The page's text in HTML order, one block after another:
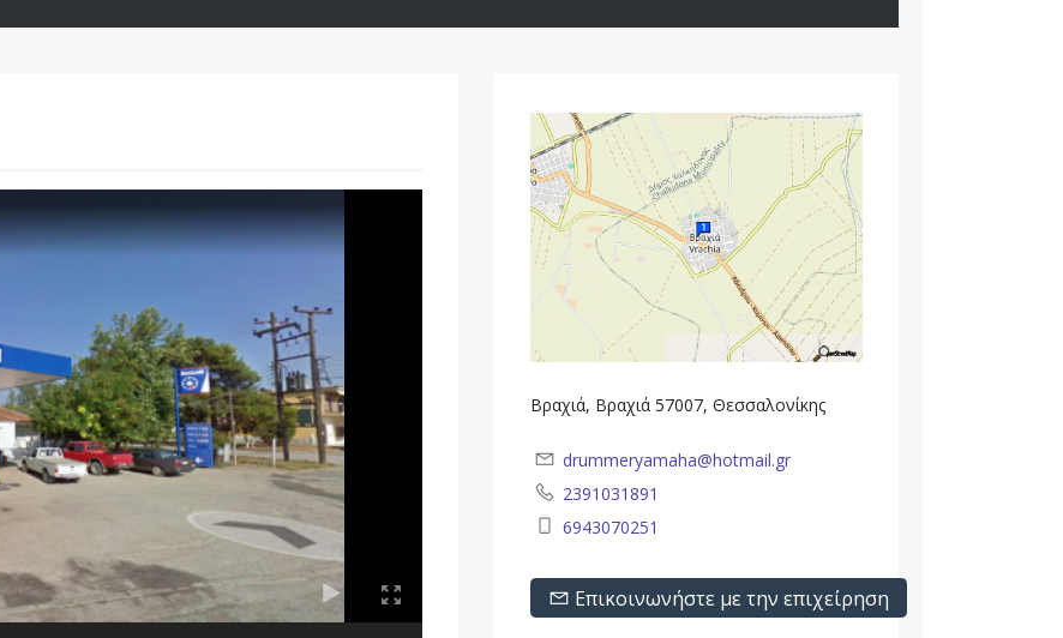
Βραχιά, Βραχιά 57007, Θεσσαλονίκης
drummeryamaha@hotmail.gr
2391031891
6943070251
Επικοινωνήστε με την επιχείρηση